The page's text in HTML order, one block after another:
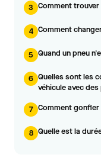
3 Comment
4 Comment
5 Quand un pneu
6 Quelles sont les
véhicule avec
7 Comment gonfler
8 Quelle est la